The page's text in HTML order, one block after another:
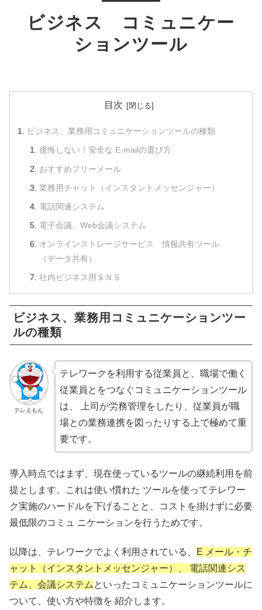
ビジネス コミュニケー
ションツール
目次
ビジネス、業務用コミュニケーションツールの種類
後悔しない！安全な E-mailの選び方
おすすめフリーメール
業務用チャット（インスタントメッセンジャー）
電話関連システム
電子会議、Web会議システム
オンラインストレージサービス 情報共有ツール
（データ共有）
社内ビジネス用ＳＮＳ
ビジネス、業務用コミュニケーションツー
ルの種類
テレえもん
テレワークを利用する従業員と、職場で働く
従業員とをつなぐコミュニケーションツール
は、 上司が労務管理をしたり、従業員が職
場との業務連携を図ったりする上で極めて重
要です。
導入時点ではまず、現在使っているツールの継続利用を前
提とします。これは使い慣れた ツールを使ってテレワー
ク実施のハードルを下げることと、コストを掛けずに必要
最低限のコミュ ニケーションを行うためです。
以降は、テレワークでよく利用されている、
E メール・チ
ャット（インスタントメッセンジャー）、 電話関連シス
テム、会議システムといったコミュニケーションツールに
ついて、使い方や特徴を 紹介します。